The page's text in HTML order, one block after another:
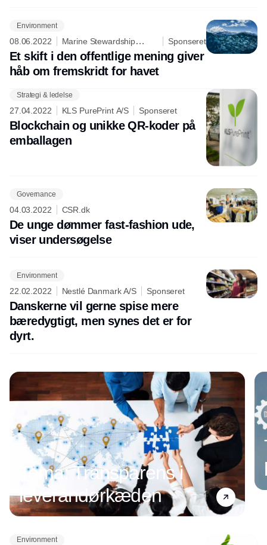
Environment
08.06.2022
Marine Stewardship
Council
Sponseret
Et skift i den offentlige mening giver
håb om fremskridt for havet
Strategi & ledelse
27.04.2022 KLS PurePrint A/S Sponseret
Blockchain og unikke QR-koder på
emballagen
Governance
04.03.2022 CSR.dk
De unge dømmer fast-fashion ude,
viser undersøgelse
Environment
22.02.2022 Nestlé Danmark A/S Sponseret
Danskerne vil gerne spise mere
bæredygtigt, men synes det er for
dyrt.
Tema: Transparens i
leverandørkæden
Environment